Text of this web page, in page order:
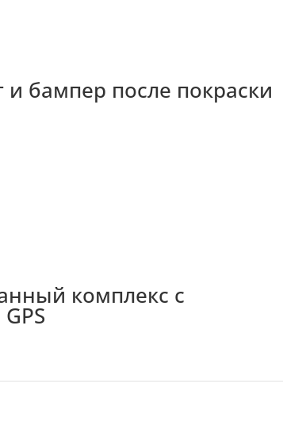
и бампер после покраски
комплекс с